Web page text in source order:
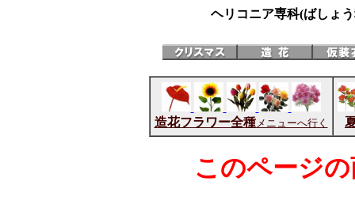
ヘリコニア専科(ばしょ
造花フラワー全種メニューへ行く
このページ